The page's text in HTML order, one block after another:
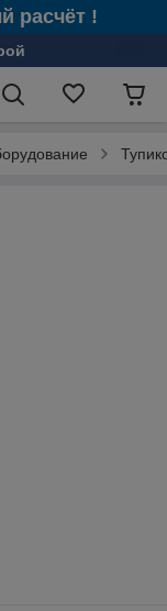
расчёт !